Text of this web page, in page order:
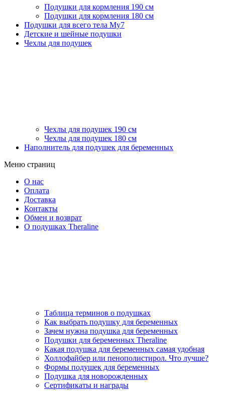
Подушки для кормления 190 см
Подушки для кормления 180 см
Подушки для всего тела My7
Детские и шейные подушки
Чехлы для подушек
Чехлы для подушек 190 см
Чехлы для подушек 180 см
Наполнитель для подушек для беременных
Меню страниц
О нас
Оплата
Доставка
Контакты
Обмен и возврат
О подушках Theraline
Таблица терминов о подушках
Как выбрать подушку для беременных
Зачем нужна подушка для беременных
Подушки для беременных Theraline
Какая подушка для беременных самая удобная
Холлофайбер или пенополистирол. Что лучше?
Формы подушек для беременных
Подушка для новорожденных
Сертификаты и награды